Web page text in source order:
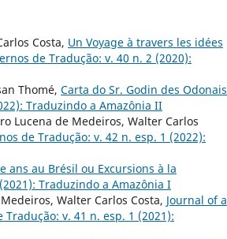
Costa, Un Voyage à travers les idées
de Tradução: v. 40 n. 2 (2020):
Thomé, Carta do Sr. Godin des Odonais
Traduzindo a Amazônia II
Lucena de Medeiros, Walter Carlos
de Tradução: v. 42 n. esp. 1 (2022):
ans au Brésil ou Excursions à la
Traduzindo a Amazônia I
Walter Carlos Costa, Journal of a
Tradução: v. 41 n. esp. 1 (2021):